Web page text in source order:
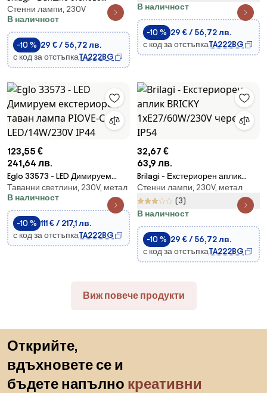
осветително тяло BRICKY
1xE27/60W/230V кафяво IP54
Стенни лампи, 230V
В наличност
-10 % 29 € / 56,72 лв.
с код за отстъпкаTA222BG
В наличност
-10 % 29 € / 56,72 лв.
с код за отстъпкаTA222BG
123,55 €
241,64 лв.
Eglo 33573 - LED Димируем
екстериорен таван лампа
PIOVE-C LED/14W/230V IP44
Таванни светлини, 230V, метал
В наличност
-10 % 111 € / 217,1 лв.
с код за отстъпкаTA222BG
32,67 €
63,9 лв.
Brilagi - Екстериорен аплик
BRICKY 1xE27/60W/230V черен
IP54
Стенни лампи, 230V, метал
(3)
В наличност
-10 % 29 € / 56,72 лв.
с код за отстъпкаTA222BG
Виж повече продукти
Открийте,
вдъхновете се и
бъдете напълно креативни